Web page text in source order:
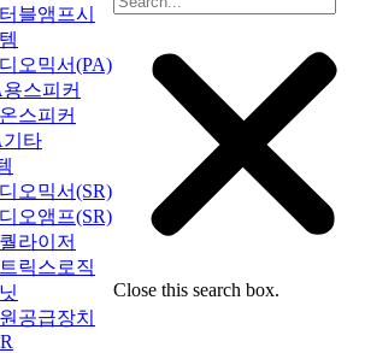
블앰프시
오믹서(PA)
용스피커
스피커
기타
오믹서(SR)
오앰프(SR)
라이저
릭스로직
공급장치
Close this search box.